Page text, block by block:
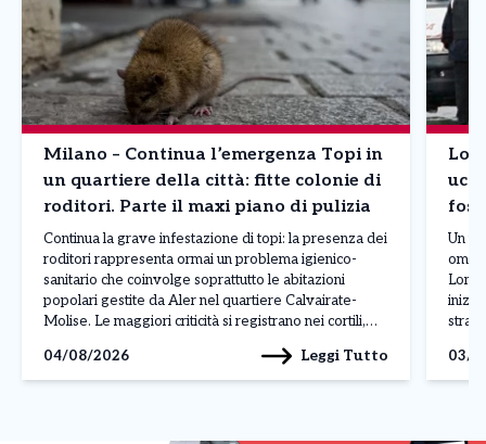
Milano – Continua l’emergenza Topi in
un quartiere della città: fitte colonie di
roditori. Parte il maxi piano di pulizia
Continua la grave infestazione di topi: la presenza dei
roditori rappresenta ormai un problema igienico-
sanitario che coinvolge soprattutto le abitazioni
popolari gestite da Aler nel quartiere Calvairate-
Molise. Le maggiori criticità si registrano nei cortili,
aggiungono rifiuti abbandonati, insetti infestanti e
perfino danni alle infrastrutture, come […]
04/08/2026 Leggi Tutto
Un
[…]
03/